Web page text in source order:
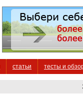
статьи тесты и